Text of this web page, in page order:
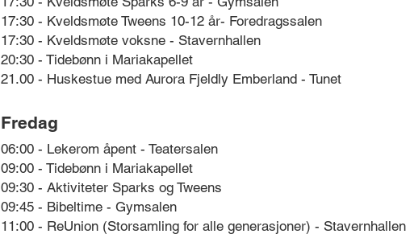
17:30 - Kveldsmøte Tweens 10-12 år- Foredragssalen
17:30 - Kveldsmøte voksne - Stavernhallen
20:30 - Tidebønn i Mariakapellet
21.00 - Huskestue med Aurora Fjeldly Emberland - Tunet
Fredag
06:00 - Lekerom åpent - Teatersalen
09:00 - Tidebønn i Mariakapellet
09:30 - Aktiviteter Sparks og Tweens
09:45 - Bibeltime - Gymsalen
11:00 - ReUnion (Storsamling for alle generasjoner) - Stavernhallen